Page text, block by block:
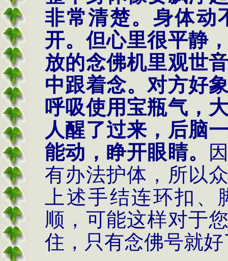
非常清楚。身体动
开。但心里很平静
放的念佛机里观世
中跟着念。对方好
呼吸使用宝瓶气，
人醒了过来，后脑
能动，睁开眼睛。
有办法护体，所以
上述手结连环扣
顺，可能这样对于
住，只有念佛号就